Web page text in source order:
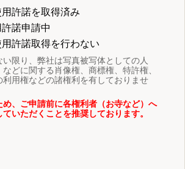
許諾を取得済み
諾申請中
許諾取得を行わない
限り、弊社は写真被写体としての人
どに関する肖像権、商標権、特許権、
利用権などの諸権利を有しておりませ
め、ご申請前に各権利者（お寺など）へ
いただくことを推奨しております。